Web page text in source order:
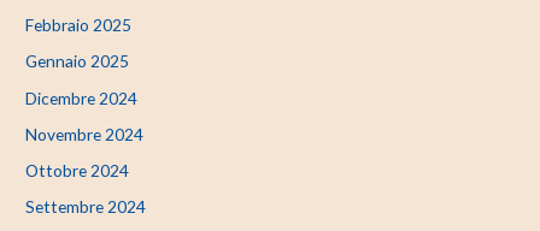
Febbraio 2025
Gennaio 2025
Dicembre 2024
Novembre 2024
Ottobre 2024
Settembre 2024